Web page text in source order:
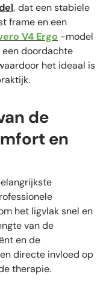
, dat een stabiele
frame en een
V4 Ergo -model
doordachte
het ideaal is
de
en
het ligvlak snel en
van de
en de
directe invloed op
therapie.